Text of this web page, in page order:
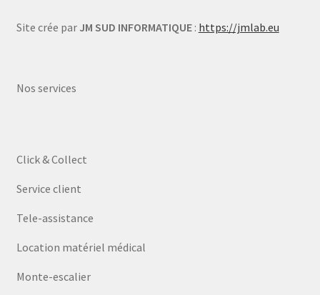
Site crée par JM SUD INFORMATIQUE: https://jmlab.eu
Nos services
Click & Collect
Service client
Tele-assistance
Location matériel médical
Monte-escalier